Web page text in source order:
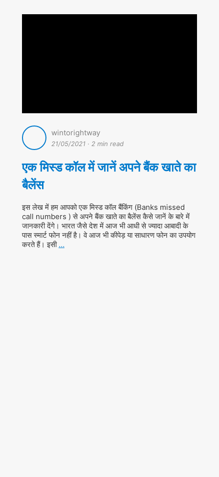
wintorightway
21/05/2021 · 2 min read
एक मिस्ड कॉल में जानें अपने बैंक खाते का
बैलेंस
इस लेख में हम आपको एक मिस्ड कॉल बैंकिंग (Banks missed
call numbers ) से अपने बैंक खाते का बैलेंस कैसे जानें के बारे में
जानकारी देंगे। भारत जैसे देश में आज भी आधी से ज्यादा आबादी के
पास स्मार्ट फोन नहीं है। वे आज भी कीपेड़ या साधारण फोन का उपयोग
करते हैं। इसी …